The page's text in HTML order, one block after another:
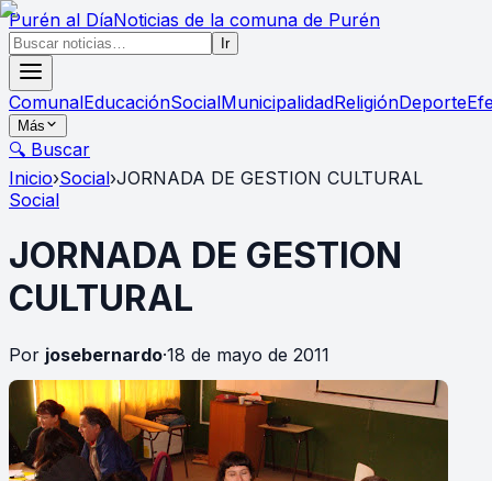
Purén al DíaNoticias de la comuna de Purén
Ir
ComunalEducaciónSocialMunicipalidadReligiónDeporte
Más
🔍 Buscar
Inicio›Social›JORNADA DE GESTION CULTURAL
Social
JORNADA DE GESTION
CULTURAL
Por josebernardo·18 de mayo de 2011